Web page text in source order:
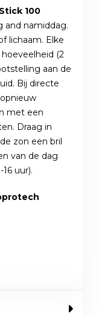
100
and namiddag.
lichaam. Elke
(2
aan de
Bij directe
met een
Draag in
zon een bril
van de dag
uur).